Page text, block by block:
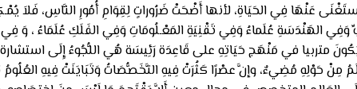
عَنْهَا فِي الحَيَاةِ، لأنها أَضْحَتْ ضَرُوراتٍ لِقِوَامِ أُمُورِ النَّاسِ،
عُلَماءُ وَفِي تَقْنِيَةِ المَعْـلُومَاتِ وَفِي الفَلَكِ عُلَمَاءُ ، وَ فِي
متربيا في مَنْهَج حَيَاتِهِ على قَاعِدَة رَئِيسَة هُي اللُّجُوءُ إِلَى
مِنْ حَوْلِهِ مُضِيءٌ، وإنَّ عصْرًا كَثُرَتْ فِيهِ التَّخَصُّصَاتُ وَتَبَايَنَتْ فِيهِ